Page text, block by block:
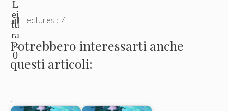
L
ei
tu
ra
s:
0
Lectures : 7
Potrebbero interessarti anche
questi articoli:
.